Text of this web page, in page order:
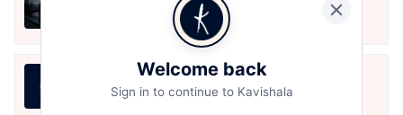
Jul 30, 2026
Mai Takleefo Ka Khazana Liye Firta
Welcome back
Sign in to continue to Kavishala